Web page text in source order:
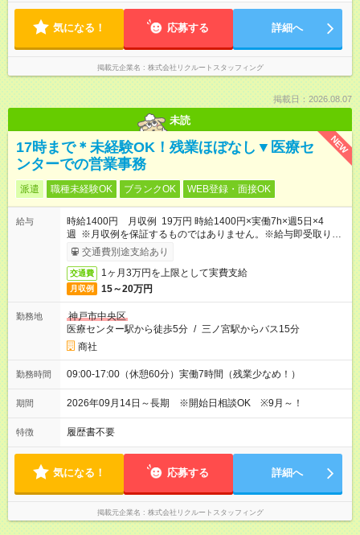
気になる！ 応募する 詳細へ
掲載元企業名 株式会社リクルートスタッフィング
掲載日：2026.08.07
未読
NEW
17時まで＊未経験OK！残業ほぼなし▼医療セ
ンターでの営業事務
派遣 職種未経験OK ブランクOK WEB登録・面接OK
給与
時給1400円 月収例 19万円 時給1400円×実働7h×週5日×4
週 ※月収例を保証するものではありません。※給与即受取りサ
ービス利用可（利用条件有）
交通費別途支給あり
交通費 1ヶ月3万円を上限として実費支給
月収例 15～20万円
勤務地
神戸市中央区
医療センター駅から徒歩5分 / 三ノ宮駅からバス15分
商社
勤務時間 09:00-17:00（休憩60分）実働7時間（残業少なめ！）
期間 2026年09月14日～長期 ※開始日相談OK ※9月～！
特徴 履歴書不要
気になる！ 応募する 詳細へ
掲載元企業名 株式会社リクルートスタッフィング